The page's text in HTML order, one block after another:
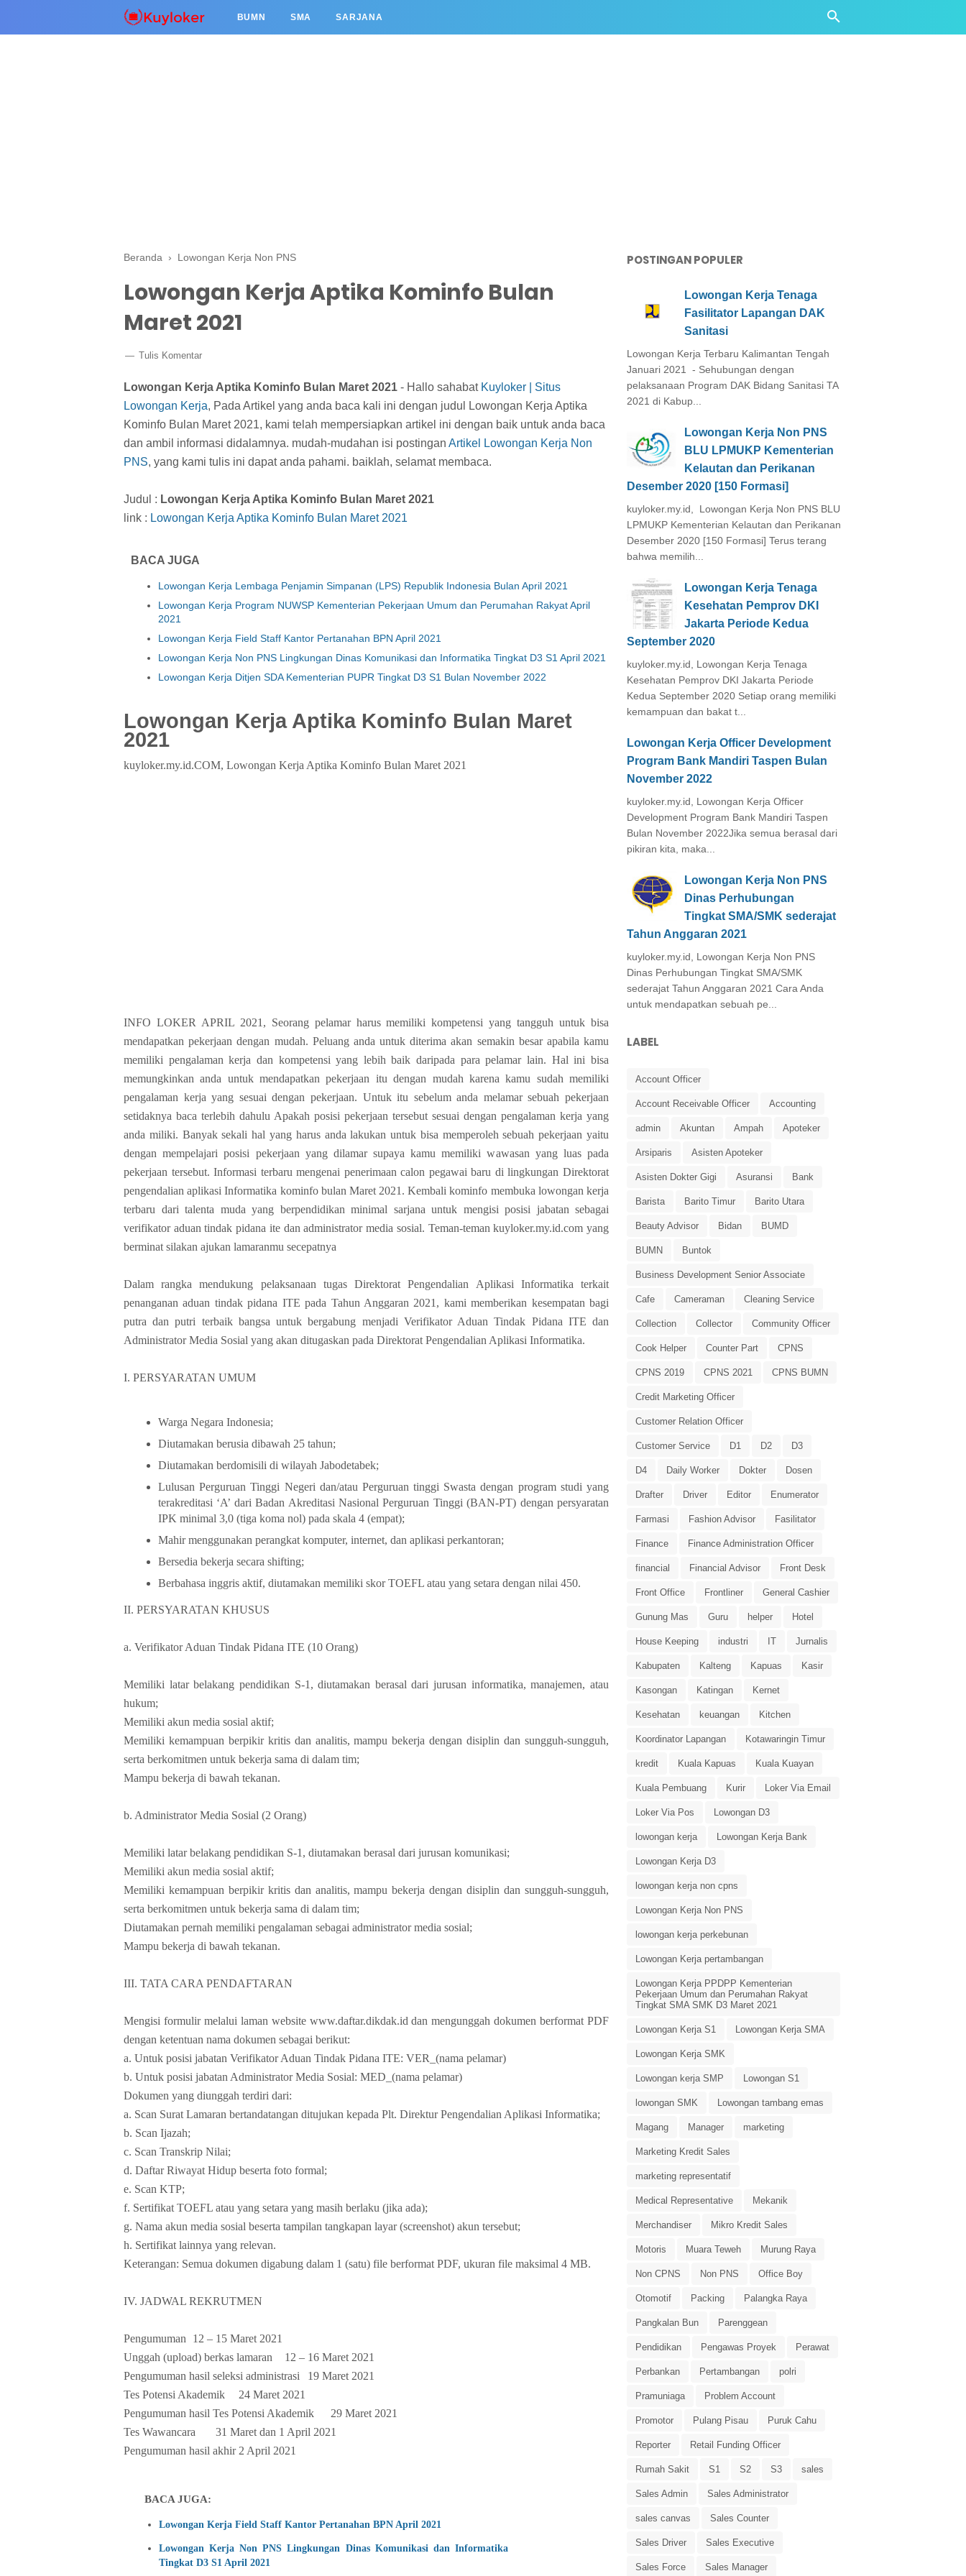
BUMN SMA SARJANA
Beranda › Lowongan Kerja Non PNS
Lowongan Kerja Aptika Kominfo Bulan
Maret 2021
Tulis Komentar
Lowongan Kerja Aptika Kominfo Bulan Maret 2021 - Hallo sahabat Kuyloker | Situs
Lowongan Kerja, Pada Artikel yang anda baca kali ini dengan judul Lowongan Kerja Aptika
Kominfo Bulan Maret 2021, kami telah mempersiapkan artikel ini dengan baik untuk anda baca
dan ambil informasi didalamnya. mudah-mudahan isi postingan Artikel Lowongan Kerja Non
PNS, yang kami tulis ini dapat anda pahami. baiklah, selamat membaca.
Judul : Lowongan Kerja Aptika Kominfo Bulan Maret 2021
link : Lowongan Kerja Aptika Kominfo Bulan Maret 2021
BACA JUGA
Lowongan Kerja Lembaga Penjamin Simpanan (LPS) Republik Indonesia Bulan April 2021
Lowongan Kerja Program NUWSP Kementerian Pekerjaan Umum dan Perumahan Rakyat April
2021
Lowongan Kerja Field Staff Kantor Pertanahan BPN April 2021
Lowongan Kerja Non PNS Lingkungan Dinas Komunikasi dan Informatika Tingkat D3 S1 April 2021
Lowongan Kerja Ditjen SDA Kementerian PUPR Tingkat D3 S1 Bulan November 2022
Lowongan Kerja Aptika Kominfo Bulan Maret
2021
kuyloker.my.id.COM, Lowongan Kerja Aptika Kominfo Bulan Maret 2021
INFO LOKER APRIL 2021, Seorang pelamar harus memiliki kompetensi yang tangguh untuk bisa
mendapatkan pekerjaan dengan mudah. Peluang anda untuk diterima akan semakin besar apabila kamu
memiliki pengalaman kerja dan kompetensi yang lebih baik daripada para pelamar lain. Hal ini bisa
memungkinkan anda untuk mendapatkan pekerjaan itu dengan mudah karena kamu sudah memiliki
pengalaman kerja yang sesuai dengan pekerjaan. Untuk itu sebelum anda melamar sebuah pekerjaan
setidaknya baca terlebih dahulu Apakah posisi pekerjaan tersebut sesuai dengan pengalaman kerja yang
anda miliki. Banyak sekali hal yang harus anda lakukan untuk bisa memperoleh sebuah pekerjaan yaitu
dengan mempelajari posisi pekerjaan yang dilamar supaya kamu memiliki wawasan yang luas pada
pekerjaan tersebut. Informasi terbaru mengenai penerimaan calon pegawai baru di lingkungan Direktorat
pengendalian aplikasi Informatika kominfo bulan Maret 2021. Kembali kominfo membuka lowongan kerja
terbaru dari talenta muda yang berpendidikan minimal sarjana untuk mengisi posisi jabatan sebagai
verifikator aduan tindak pidana ite dan administrator media sosial. Teman-teman kuyloker.my.id.com yang
berminat silakan ajukan lamaranmu secepatnya
Dalam rangka mendukung pelaksanaan tugas Direktorat Pengendalian Aplikasi Informatika terkait
penanganan aduan tindak pidana ITE pada Tahun Anggaran 2021, kami memberikan kesempatan bagi
putra dan putri terbaik bangsa untuk bergabung menjadi Verifikator Aduan Tindak Pidana ITE dan
Administrator Media Sosial yang akan ditugaskan pada Direktorat Pengendalian Aplikasi Informatika.
I. PERSYARATAN UMUM
Warga Negara Indonesia;
Diutamakan berusia dibawah 25 tahun;
Diutamakan berdomisili di wilayah Jabodetabek;
Lulusan Perguruan Tinggi Negeri dan/atau Perguruan tinggi Swasta dengan program studi yang
terakreditasi ‘A’ dari Badan Akreditasi Nasional Perguruan Tinggi (BAN-PT) dengan persyaratan
IPK minimal 3,0 (tiga koma nol) pada skala 4 (empat);
Mahir menggunakan perangkat komputer, internet, dan aplikasi perkantoran;
Bersedia bekerja secara shifting;
Berbahasa inggris aktif, diutamakan memiliki skor TOEFL atau yang setara dengan nilai 450.
II. PERSYARATAN KHUSUS
a. Verifikator Aduan Tindak Pidana ITE (10 Orang)
Memiliki latar belakang pendidikan S-1, diutamakan berasal dari jurusan informatika, manajemen, atau
hukum;
Memiliki akun media sosial aktif;
Memiliki kemampuan berpikir kritis dan analitis, mampu bekerja dengan disiplin dan sungguh-sungguh,
serta berkomitmen untuk bekerja sama di dalam tim;
Mampu bekerja di bawah tekanan.
b. Administrator Media Sosial (2 Orang)
Memiliki latar belakang pendidikan S-1, diutamakan berasal dari jurusan komunikasi;
Memiliki akun media sosial aktif;
Memiliki kemampuan berpikir kritis dan analitis, mampu bekerja dengan disiplin dan sungguh-sungguh,
serta berkomitmen untuk bekerja sama di dalam tim;
Diutamakan pernah memiliki pengalaman sebagai administrator media sosial;
Mampu bekerja di bawah tekanan.
III. TATA CARA PENDAFTARAN
Mengisi formulir melalui laman website www.daftar.dikdak.id dan mengunggah dokumen berformat PDF
dengan ketentuan nama dokumen sebagai berikut:
a. Untuk posisi jabatan Verifikator Aduan Tindak Pidana ITE: VER_(nama pelamar)
b. Untuk posisi jabatan Administrator Media Sosial: MED_(nama pelamar)
Dokumen yang diunggah terdiri dari:
a. Scan Surat Lamaran bertandatangan ditujukan kepada Plt. Direktur Pengendalian Aplikasi Informatika;
b. Scan Ijazah;
c. Scan Transkrip Nilai;
d. Daftar Riwayat Hidup beserta foto formal;
e. Scan KTP;
f. Sertifikat TOEFL atau yang setara yang masih berlaku (jika ada);
g. Nama akun media sosial beserta tampilan tangkapan layar (screenshot) akun tersebut;
h. Sertifikat lainnya yang relevan.
Keterangan: Semua dokumen digabung dalam 1 (satu) file berformat PDF, ukuran file maksimal 4 MB.
IV. JADWAL REKRUTMEN
Pengumuman
12 – 15 Maret 2021
Unggah (upload) berkas lamaran
12 – 16 Maret 2021
Pengumuman hasil seleksi administrasi
19 Maret 2021
Tes Potensi Akademik
24 Maret 2021
Pengumuman hasil Tes Potensi Akademik
29 Maret 2021
Tes Wawancara
31 Maret dan 1 April 2021
Pengumuman hasil akhir 2 April 2021
BACA JUGA:
Lowongan Kerja Field Staff Kantor Pertanahan BPN April 2021
Lowongan Kerja Non PNS Lingkungan Dinas Komunikasi dan Informatika
Tingkat D3 S1 April 2021
POSTINGAN POPULER
Lowongan Kerja Tenaga
Fasilitator Lapangan DAK
Sanitasi
Lowongan Kerja Terbaru Kalimantan Tengah
Januari 2021 - Sehubungan dengan
pelaksanaan Program DAK Bidang Sanitasi TA
2021 di Kabup...
Lowongan Kerja Non PNS
BLU LPMUKP Kementerian
Kelautan dan Perikanan
Desember 2020 [150 Formasi]
kuyloker.my.id, Lowongan Kerja Non PNS BLU
LPMUKP Kementerian Kelautan dan Perikanan
Desember 2020 [150 Formasi] Terus terang
bahwa memilih...
Lowongan Kerja Tenaga
Kesehatan Pemprov DKI
Jakarta Periode Kedua
September 2020
kuyloker.my.id, Lowongan Kerja Tenaga
Kesehatan Pemprov DKI Jakarta Periode
Kedua September 2020 Setiap orang memiliki
kemampuan dan bakat t...
Lowongan Kerja Officer Development
Program Bank Mandiri Taspen Bulan
November 2022
kuyloker.my.id, Lowongan Kerja Officer
Development Program Bank Mandiri Taspen
Bulan November 2022Jika semua berasal dari
pikiran kita, maka...
Lowongan Kerja Non PNS
Dinas Perhubungan
Tingkat SMA/SMK sederajat
Tahun Anggaran 2021
kuyloker.my.id, Lowongan Kerja Non PNS
Dinas Perhubungan Tingkat SMA/SMK
sederajat Tahun Anggaran 2021 Cara Anda
untuk mendapatkan sebuah pe...
LABEL
Account Officer
Account Receivable Officer Accounting
admin Akuntan Ampah Apoteker
Arsiparis Asisten Apoteker
Asisten Dokter Gigi Asuransi Bank
Barista Barito Timur Barito Utara
Beauty Advisor Bidan BUMD
BUMN Buntok
Business Development Senior Associate
Cafe Cameraman Cleaning Service
Collection Collector Community Officer
Cook Helper Counter Part CPNS
CPNS 2019 CPNS 2021 CPNS BUMN
Credit Marketing Officer
Customer Relation Officer
Customer Service D1 D2 D3
D4 Daily Worker Dokter Dosen
Drafter Driver Editor Enumerator
Farmasi Fashion Advisor Fasilitator
Finance Finance Administration Officer
financial Financial Advisor Front Desk
Front Office Frontliner General Cashier
Gunung Mas Guru helper Hotel
House Keeping industri IT Jurnalis
Kabupaten Kalteng Kapuas Kasir
Kasongan Katingan Kernet
Kesehatan keuangan Kitchen
Koordinator Lapangan Kotawaringin Timur
kredit Kuala Kapuas Kuala Kuayan
Kuala Pembuang Kurir Loker Via Email
Loker Via Pos Lowongan D3
lowongan kerja Lowongan Kerja Bank
Lowongan Kerja D3
lowongan kerja non cpns
Lowongan Kerja Non PNS
lowongan kerja perkebunan
Lowongan Kerja pertambangan
Lowongan Kerja PPDPP Kementerian
Pekerjaan Umum dan Perumahan Rakyat
Tingkat SMA SMK D3 Maret 2021
Lowongan Kerja S1 Lowongan Kerja SMA
Lowongan Kerja SMK
Lowongan kerja SMP Lowongan S1
lowongan SMK Lowongan tambang emas
Magang Manager marketing
Marketing Kredit Sales
marketing representatif
Medical Representative Mekanik
Merchandiser Mikro Kredit Sales
Motoris Muara Teweh Murung Raya
Non CPNS Non PNS Office Boy
Otomotif Packing Palangka Raya
Pangkalan Bun Parenggean
Pendidikan Pengawas Proyek Perawat
Perbankan Pertambangan polri
Pramuniaga Problem Account
Promotor Pulang Pisau Puruk Cahu
Reporter Retail Funding Officer
Rumah Sakit S1 S2 S3 sales
Sales Admin Sales Administrator
sales canvas Sales Counter
Sales Driver Sales Executive
Sales Force Sales Manager